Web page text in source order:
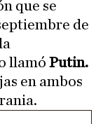
que se
de
llamó Putin.
en ambos